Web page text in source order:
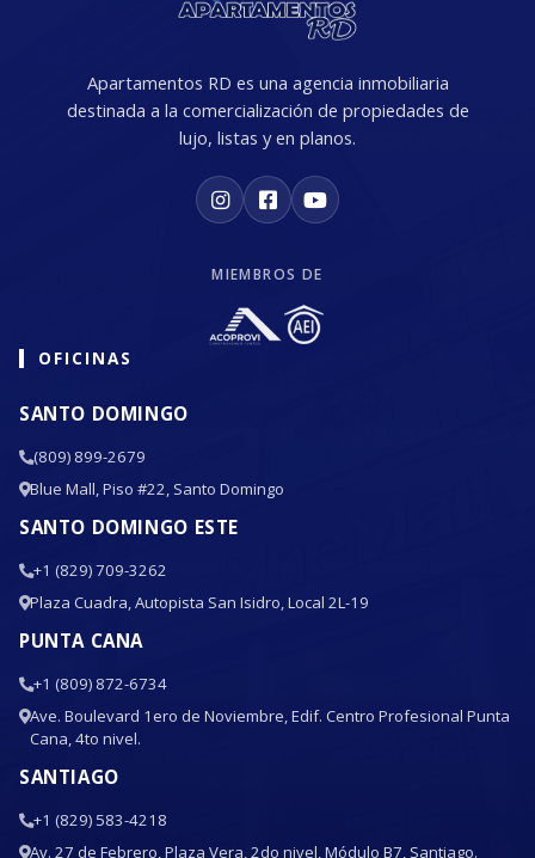
Apartamentos RD es una agencia inmobiliaria
destinada a la comercialización de propiedades de
lujo, listas y en planos.
MIEMBROS DE
OFICINAS
SANTO DOMINGO
(809) 899-2679
Blue Mall, Piso #22, Santo Domingo
SANTO DOMINGO ESTE
+1 (829) 709-3262
Plaza Cuadra, Autopista San Isidro, Local 2L-19
PUNTA CANA
+1 (809) 872-6734
Ave. Boulevard 1ero de Noviembre, Edif. Centro Profesional Punta
Cana, 4to nivel.
SANTIAGO
+1 (829) 583-4218
Av. 27 de Febrero, Plaza Vera, 2do nivel, Módulo B7, Santiago.